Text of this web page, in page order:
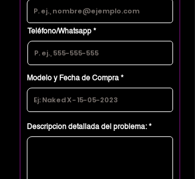
Teléfono/Whatsapp
Modelo y Fecha de Compra
Descripcion detallada del problema: